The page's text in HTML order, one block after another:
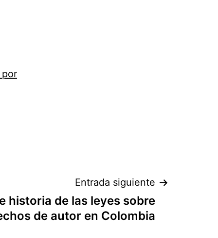
por
Entrada siguiente
historia de las leyes sobre
de autor en Colombia